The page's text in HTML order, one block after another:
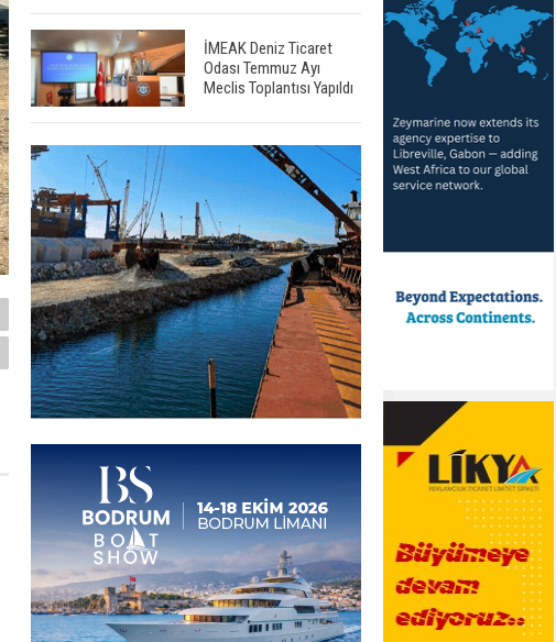
İMEAK Deniz Ticaret
Odası Temmuz Ayı
Meclis Toplantısı Yapıldı